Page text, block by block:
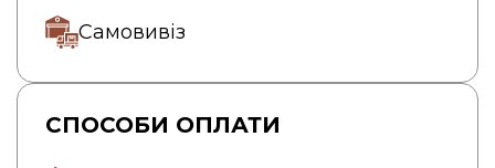
Самовивіз
СПОСОБИ ОПЛАТИ